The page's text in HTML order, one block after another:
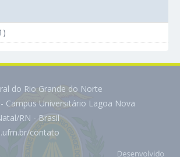
do Rio Grande do Norte
Campus Universitário Lagoa Nova
RN - Brasil
contato